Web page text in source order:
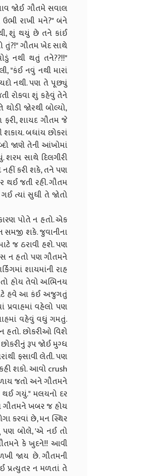
જોઈ ગૌતમે સવાલ
રાખી મને?" બંને
શું થયું છે તને કાંઈ
તું?!" ગૌતમ ખેદ સાથે
નથી થતું તને??!!"
"કંઈ નવું નથી મારાં
નથી. પણ તે પૂછ્યું
રોકવા શું કહેવું તેને
જોરથી બોલ્યો,
ફરી, શાયદ ગૌતમ જે
શકાય. બધાંય છોકરાં
જાણે તેની આંખોમાં
શરમ સાથે દિલગીરી
કરી શકે, તને પણ
થઈ જતી રહી. ગૌતમ
ત્યાં સુધી તે જોતો
પોતે ન હતો. એક
શકે. જુવાનીના
જ ઠરાવી હશે. પણ
ન હતો પણ ગૌતમને
શાયમાંની રાહ
હોય તેવો અભિનય
હવે આ કંઈ અજુગતું
પ્રવાહમાં વહેલો પણ
વહેવું વધું ગમતું.
હતો. છોકરીઓ વિશે
રૂપ જોઈ મુગ્ધ
ફસાવી લેતી. પણ
શકો. આવો crush
જતો અને ગૌતમને
થઈ ગયું." મલયનો દર
ગૌતમને ખબર જ હોય
કરવાં છે, મન સ્થિર
પણ બોલે, 'એ નઈ તો
કે ખુદને!! આવી
જાય છે. ગૌતમની
પ્રત્યુતર ન મળતાં તે